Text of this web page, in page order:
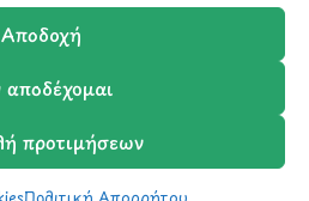
Αποδοχή
αποδέχομαι
προτιμήσεων
τα νέα
προσφορές
μας.